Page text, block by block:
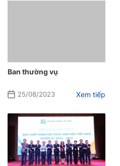
Ban thường vụ
25/08/2023 Xem tiếp